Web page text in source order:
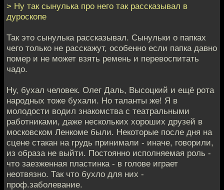
> Ну так сынулька про него так рассказывал в
дуроскопе
Так это сынулька рассказывал. Сынульки о папках
чего только не расскажут, особенно если папка давно
помер и не может взять ремень и перевоспитать
чадо.
Ну, бухал человек. Олег Даль, Высоцкий и ещё рота
народных тоже бухали. Но таланты же! Я в
молодости водил знакомства с театральными
работниками, даже нескольких хороших друзей в
московском Ленкоме были. Некоторые после дня на
сцене стакан на грудь принимали - иначе, говорили,
из образа не выйти. Постоянно исполняемая роль -
что заезженная пластинка - в голове играет
неотвязно. Так что бухло для них -
проф.заболевание.